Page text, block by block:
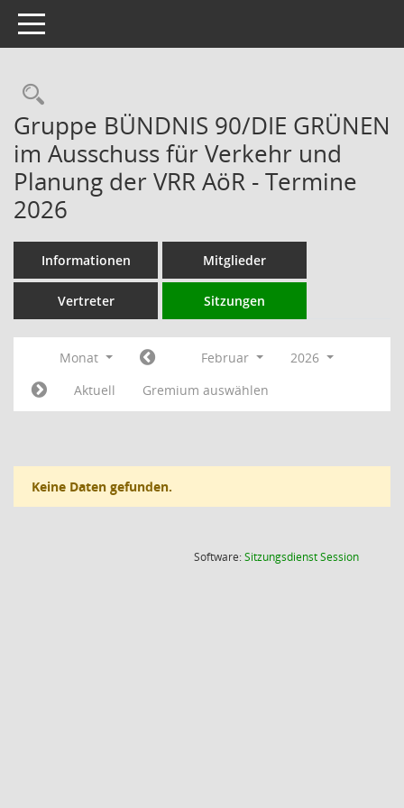
Toggle navigation
Rechercheauswahl
Gruppe BÜNDNIS 90/DIE GRÜNEN
im Ausschuss für Verkehr und
Planung der VRR AöR - Termine
2026
Informationen Mitglieder
Vertreter Sitzungen
Monat Februar
2026
Aktuell
Gremium auswählen
Keine Daten gefunden.
Software:SitzungsdienstSession(Wird in